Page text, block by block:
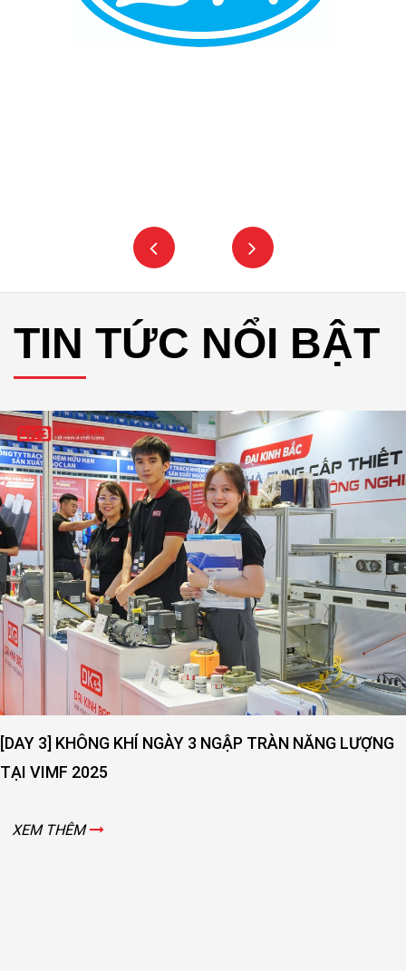
TIN TỨC NỔI BẬT
[DAY 3] KHÔNG KHÍ NGÀY 3 NGẬP TRÀN NĂNG LƯỢNG
TẠI VIMF 2025
XEM THÊM